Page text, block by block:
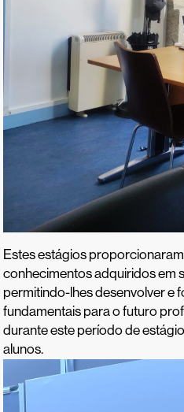
Estes estágios
conhecimentos adquiridos em
permitindo-lhes desenvolver e
fundamentais para o futuro
durante este período de
alunos.